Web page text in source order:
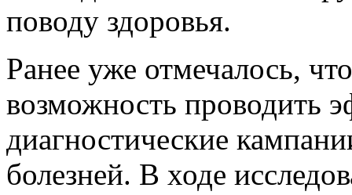
поводу здоровья.
Ранее уже отмечалось,
возможность проводить
диагностические
болезней. В ходе